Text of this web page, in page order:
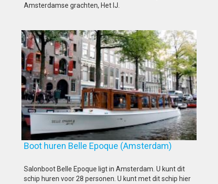
Amsterdamse grachten, Het IJ.
Boot huren Belle Epoque (Amsterdam)
Salonboot Belle Epoque ligt in Amsterdam. U kunt dit
schip huren voor 28 personen. U kunt met dit schip hier